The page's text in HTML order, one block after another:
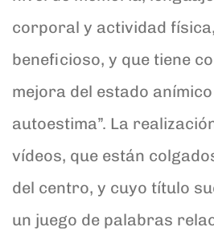
corporal y actividad
beneficioso, y que tiene
mejora del estado
autoestima”. La
vídeos, que están
del centro, y cuyo título
un juego de palabras